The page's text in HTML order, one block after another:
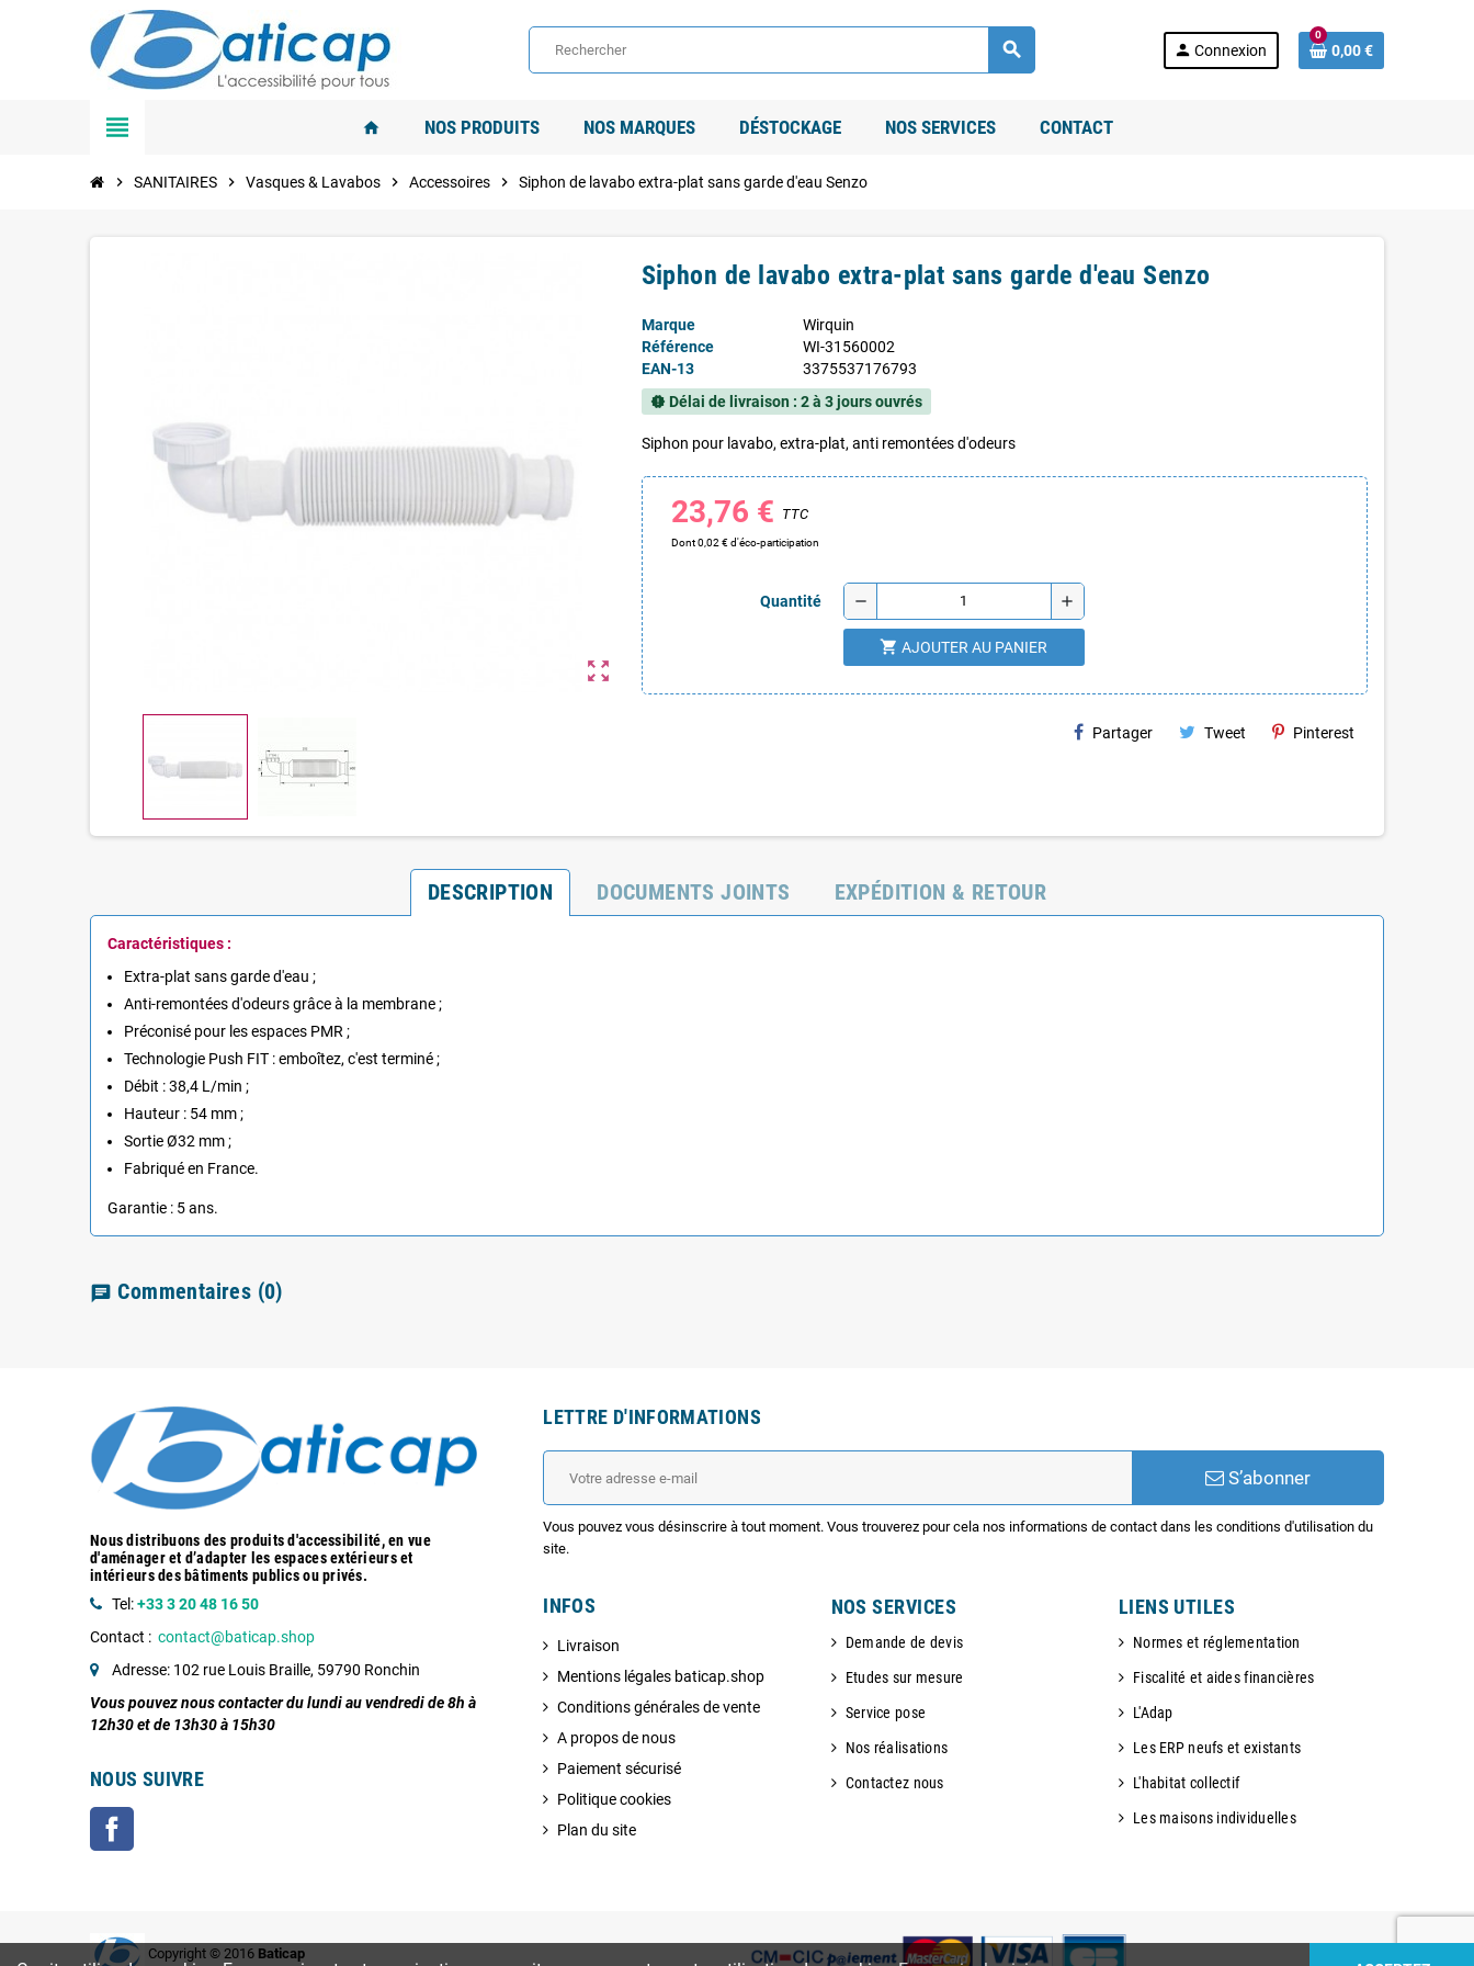
search person Connexion
0
0,00 €
view_headline home NOS PRODUITS NOS MARQUES DÉSTOCKAGE NOS SERVICES CONTACT
chevron_right SANITAIRES chevron_right Vasques & Lavabos chevron_right Accessoires chevron_right Siphon de lavabo extra-plat sans garde d'eau Senzo
zoom_out_map
Siphon de lavabo extra-plat sans garde d'eau Senzo
Marque
Wirquin
Référence
WI-31560002
EAN-13
3375537176793
new_releases Délai de livraison : 2 à 3 jours ouvrés
Siphon pour lavabo, extra-plat, anti remontées d'odeurs
23,76 € TTC
Dont 0,02 € d'éco-participation
Quantité remove add
shopping_cart AJOUTER AU PANIER
Partager Tweet Pinterest
DESCRIPTION DOCUMENTS JOINTS EXPÉDITION & RETOUR
Caractéristiques :
Extra-plat sans garde d'eau ;
Anti-remontées d'odeurs grâce à la membrane ;
Préconisé pour les espaces PMR ;
Technologie Push FIT : emboîtez, c'est terminé ;
Débit : 38,4 L/min ;
Hauteur : 54 mm ;
Sortie Ø32 mm ;
Fabriqué en France.
Garantie : 5 ans.
chat Commentaires (0)
Nous distribuons des produits d'accessibilité, en vue
d'aménager et d’adapter les espaces extérieurs et
intérieurs des bâtiments publics ou privés.
Tel:+33 3 20 48 16 50
Contact : contact@baticap.shop
Adresse: 102 rue Louis Braille, 59790 Ronchin
Vous pouvez nous contacter du lundi au vendredi de 8h à
12h30 et de 13h30 à 15h30
NOUS SUIVRE
LETTRE D'INFORMATIONS
S’abonner
Vous pouvez vous désinscrire à tout moment. Vous trouverez pour cela nos informations de contact dans les conditions d'utilisation du
site.
INFOS
Livraison
Mentions légales baticap.shop
Conditions générales de vente
A propos de nous
Paiement sécurisé
Politique cookies
Plan du site
NOS SERVICES
Demande de devis
Etudes sur mesure
Service pose
Nos réalisations
Contactez nous
LIENS UTILES
Normes et réglementation
Fiscalité et aides financières
L'Adap
Les ERP neufs et existants
L'habitat collectif
Les maisons individuelles
Copyright © 2016 Baticap